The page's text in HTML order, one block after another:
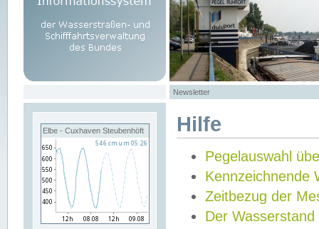
Newsletter
Elbe - Cuxhaven Steubenhöft Hilfe
Pegelauswahl
Kennzeichnende
Zeitbezug der
Der Wasserstand